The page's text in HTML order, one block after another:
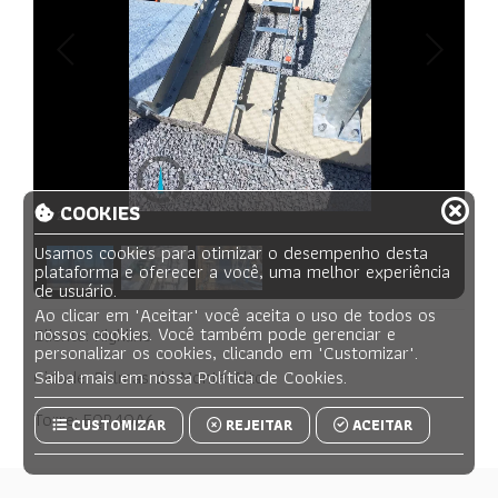
Ética
Contato
- everestengenharia.com.br -
Todos os direitos reservados.
2/3
Cliente: Highline
Cidade: Palmas de Monte Alto
Torre: EQR40A6
COOKIES
Usamoscookiespara otimizar o desempenho desta
plataforma e oferecer a você, uma melhor experiência
de usuário.
Ao clicar em "Aceitar" você aceita o uso de todos os
nossos cookies. Você também pode gerenciar e
personalizar os cookies, clicando em"Customizar".
Saiba mais em nossaPolítica de Cookies.
CUSTOMIZAR REJEITAR ACEITAR